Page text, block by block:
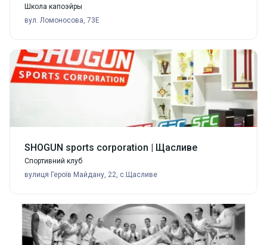
Школа капоэйры
вул. Ломоносова, 73Е
SHOGUN sports corporation | Щасливе
Спортивний клуб
вулиця Героїв Майдану, 22, с.Щасливе